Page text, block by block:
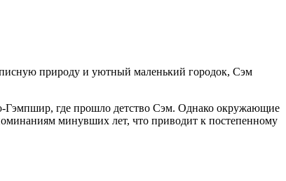
природу и уютный маленький городок, Сэм
Гэмпшир, где прошло детство Сэм. Однако окружающие
минувших лет, что приводит к постепенному